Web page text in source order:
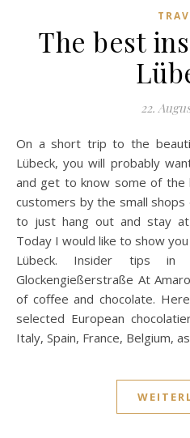
The best
22.
On a short trip to the beautiful medival German city of
Lübeck, you will probably
and get to know some of
customers by the small shops
to just hang out and stay
Today I would like to show
Lübeck. Insider tips in
Glockengießerstraße At
of coffee and chocolate.
selected European
Italy, Spain, France, Belgium,